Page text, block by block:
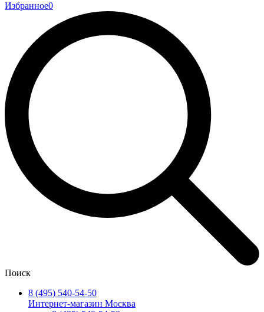
Избранное0
Поиск
8 (495) 540-54-50
Интернет-магазин Москва